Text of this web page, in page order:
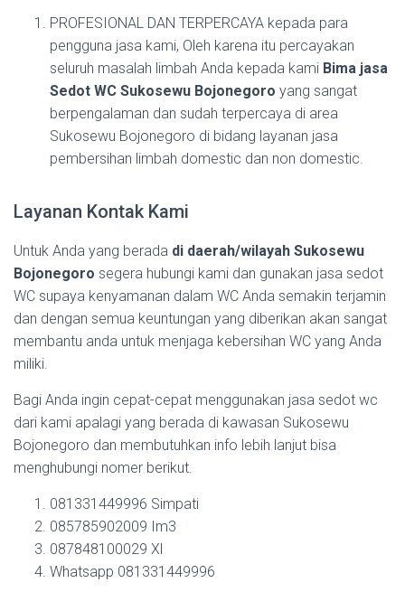
PROFESIONAL DAN TERPERCAYA kepada para
pengguna jasa kami, Oleh karena itu percayakan
seluruh masalah limbah Anda kepada kami Bima jasa
Sedot WC Sukosewu Bojonegoro yang sangat
berpengalaman dan sudah terpercaya di area
Sukosewu Bojonegoro di bidang layanan jasa
pembersihan limbah domestic dan non domestic.
Layanan Kontak Kami
Untuk Anda yang berada di daerah/wilayah Sukosewu
Bojonegoro segera hubungi kami dan gunakan jasa sedot
WC supaya kenyamanan dalam WC Anda semakin terjamin
dan dengan semua keuntungan yang diberikan akan sangat
membantu anda untuk menjaga kebersihan WC yang Anda
miliki.
Bagi Anda ingin cepat-cepat menggunakan jasa sedot wc
dari kami apalagi yang berada di kawasan Sukosewu
Bojonegoro dan membutuhkan info lebih lanjut bisa
menghubungi nomer berikut.
081331449996 Simpati
085785902009 Im3
087848100029 Xl
Whatsapp 081331449996